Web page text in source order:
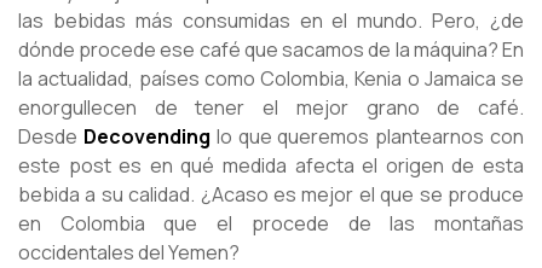
las bebidas más consumidas en el mundo. Pero, ¿de
dónde procede ese café que sacamos de la máquina? En
la actualidad, países como Colombia, Kenia o Jamaica se
enorgullecen de tener el mejor grano de café.
Desde Decovending lo que queremos plantearnos con
este post es en qué medida afecta el origen de esta
bebida a su calidad. ¿Acaso es mejor el que se produce
en Colombia que el procede de las montañas
occidentales del Yemen?